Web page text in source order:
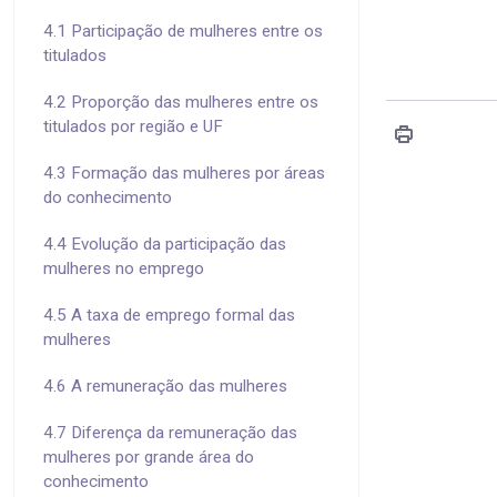
4.1 Participação de mulheres entre os
titulados
4.2 Proporção das mulheres entre os
titulados por região e UF
4.3 Formação das mulheres por áreas
do conhecimento
4.4 Evolução da participação das
mulheres no emprego
4.5 A taxa de emprego formal das
mulheres
4.6 A remuneração das mulheres
4.7 Diferença da remuneração das
mulheres por grande área do
conhecimento